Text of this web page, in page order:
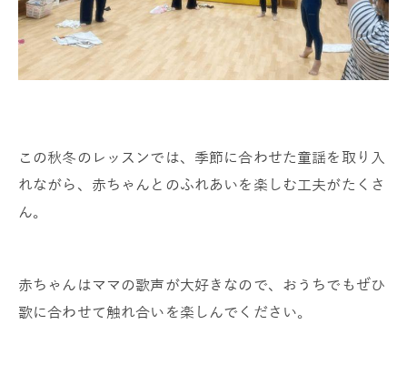
この秋冬のレッスンでは、季節に合わせた童謡を取り入
れながら、赤ちゃんとのふれあいを楽しむ工夫がたくさ
ん。
赤ちゃんはママの歌声が大好きなので、おうちでもぜひ
歌に合わせて触れ合いを楽しんでください。